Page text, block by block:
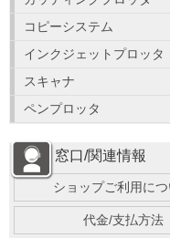
コピーシステム
インクジェットプロッタ
スキャナ
ペンプロッタ
窓口/関連情報
ショップご利用につ
代金/支払方法